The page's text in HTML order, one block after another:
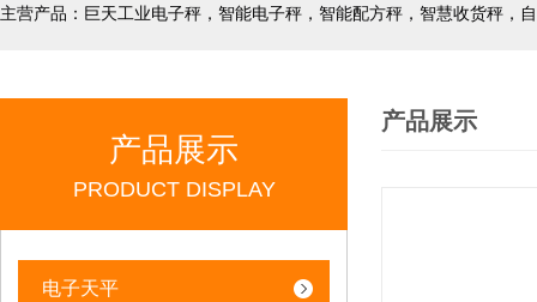
产品展示
PRODUCT DISPLAY
电子天平
产品展示